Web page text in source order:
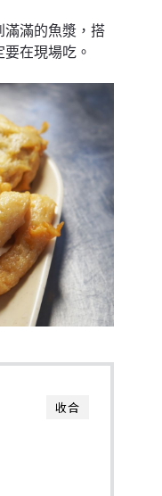
滿滿的魚漿，搭
在現場吃。
收合